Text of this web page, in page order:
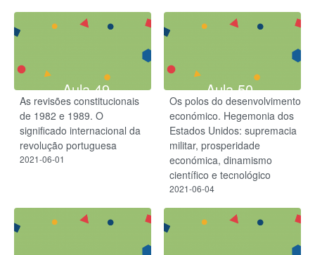
Aula 49
As revisões constitucionais
de 1982 e 1989. O
significado internacional da
revolução portuguesa
2021-06-01
Aula 50
Os polos do desenvolvimento
económico. Hegemonia dos
Estados Unidos: supremacia
militar, prosperidade
económica, dinamismo
científico e tecnológico
2021-06-04